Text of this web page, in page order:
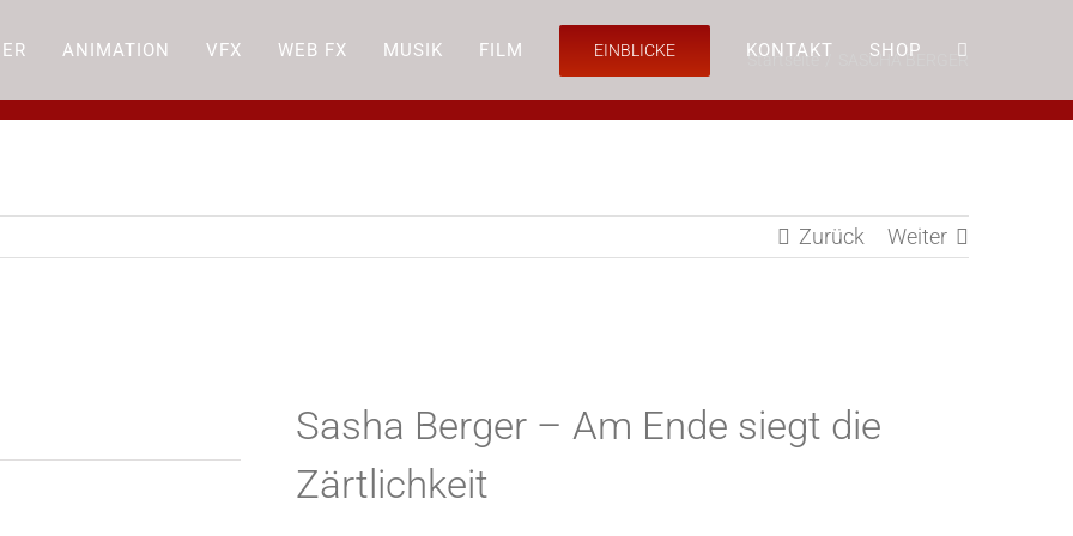
ANIMATION VFX WEB FX MUSIK FILM EINBLICKE KONTAKT SHOP
Startseite SASCHA BERGER
Zurück Weiter
Sasha Berger – Am Ende siegt die
Zärtlichkeit